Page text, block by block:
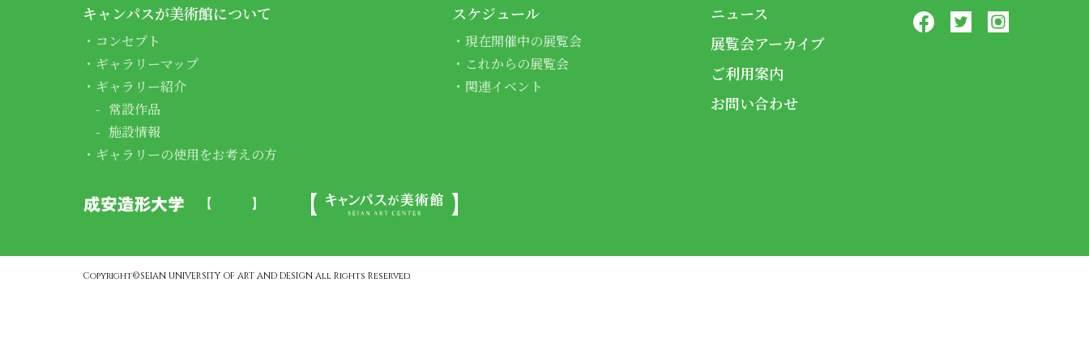
キャンパスが美術館について
コンセプト
ギャラリーマップ
ギャラリー紹介
常設作品
施設情報
ギャラリーの使用をお考えの方
スケジュール
現在開催中の展覧会
これからの展覧会
関連イベント
ニュース
展覧会アーカイブ
ご利用案内
お問い合わせ
Copyright©SEIAN UNIVERSITY OF ART AND DESIGN All Rights Reserved.